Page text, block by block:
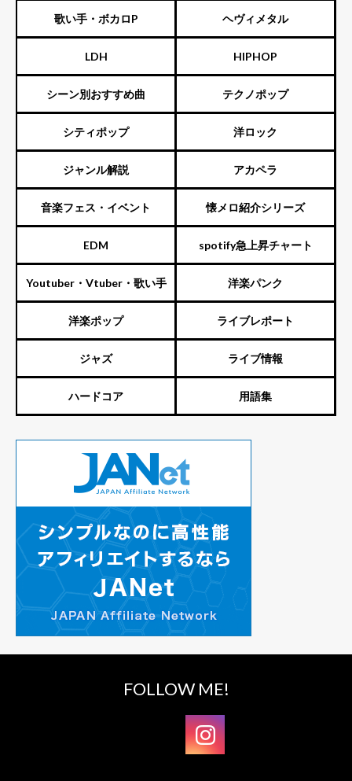
ーズ）
歌い手・ボカロP ヘヴィメタル
LDH HIPHOP
シーン別おすすめ曲 テクノポップ
シティポップ 洋ロック
ジャンル解説 アカペラ
音楽フェス・イベント 懐メロ紹介シリーズ
EDM spotify急上昇チャート
Youtuber・Vtuber・歌い手 洋楽パンク
洋楽ポップ ライブレポート
ジャズ ライブ情報
ハードコア 用語集
FOLLOW ME!